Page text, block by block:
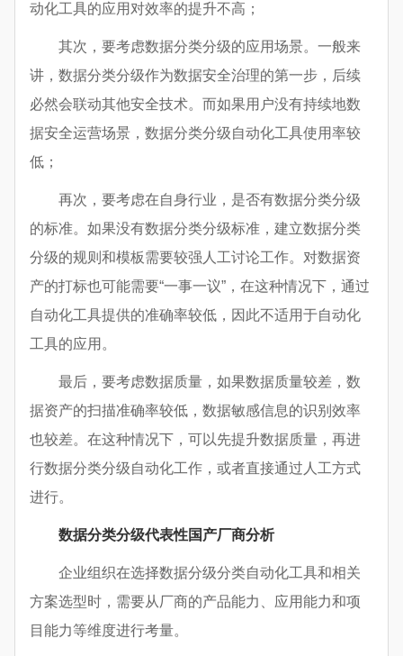
动化工具的应用对效率的提升不高；
其次，要考虑数据分类分级的应用场景。一般来
讲，数据分类分级作为数据安全治理的第一步，后续
必然会联动其他安全技术。而如果用户没有持续地数
据安全运营场景，数据分类分级自动化工具使用率较
低；
再次，要考虑在自身行业，是否有数据分类分级
的标准。如果没有数据分类分级标准，建立数据分类
分级的规则和模板需要较强人工讨论工作。对数据资
产的打标也可能需要“一事一议”，在这种情况下，通过
自动化工具提供的准确率较低，因此不适用于自动化
工具的应用。
最后，要考虑数据质量，如果数据质量较差，数
据资产的扫描准确率较低，数据敏感信息的识别效率
也较差。在这种情况下，可以先提升数据质量，再进
行数据分类分级自动化工作，或者直接通过人工方式
进行。
数据分类分级代表性国产厂商分析
企业组织在选择数据分级分类自动化工具和相关
方案选型时，需要从厂商的产品能力、应用能力和项
目能力等维度进行考量。